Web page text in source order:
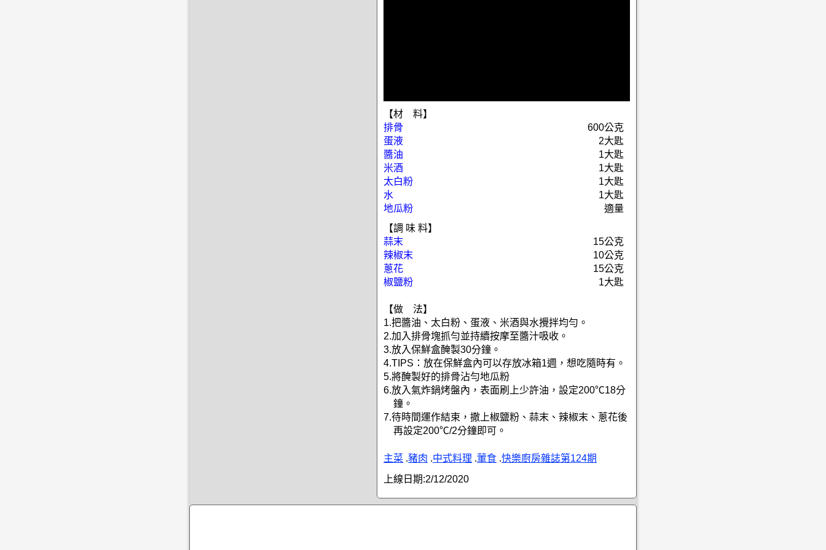
【材 料】
排骨
600公克
蛋液
2大匙
醬油
1大匙
米酒
1大匙
太白粉
1大匙
水
1大匙
地瓜粉
適量
【調 味 料】
蒜末
15公克
辣椒末
10公克
蔥花
15公克
椒鹽粉
1大匙
【做 法】
1.把醬油、太白粉、蛋液、米酒與水攪拌均勻。
2.加入排骨塊抓勻並持續按摩至醬汁吸收。
3.放入保鮮盒醃製30分鐘。
4.TIPS：放在保鮮盒內可以存放冰箱1週，想吃隨時有。
5.將醃製好的排骨沾勻地瓜粉
6.放入氣炸鍋烤盤內，表面刷上少許油，設定200℃18分
鐘。
7.待時間運作結束，撒上椒鹽粉、蒜末、辣椒末、蔥花後
再設定200℃/2分鐘即可。
主菜 .豬肉 .中式料理 .葷食 .快樂廚房雜誌第124期
上線日期:2/12/2020